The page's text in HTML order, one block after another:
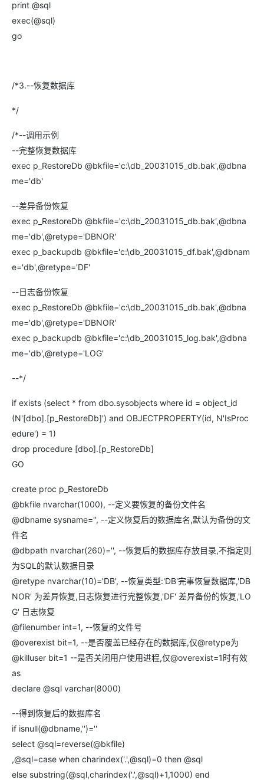
print @sql
exec(@sql)
go
/*3.--恢复数据库
*/
/*--调用示例
--完整恢复数据库
exec p_RestoreDb @bkfile='c:\db_20031015_db.bak',@dbna
me='db'
--差异备份恢复
exec p_RestoreDb @bkfile='c:\db_20031015_db.bak',@dbna
me='db',@retype='DBNOR'
exec p_backupdb @bkfile='c:\db_20031015_df.bak',@dbnam
e='db',@retype='DF'
--日志备份恢复
exec p_RestoreDb @bkfile='c:\db_20031015_db.bak',@dbna
me='db',@retype='DBNOR'
exec p_backupdb @bkfile='c:\db_20031015_log.bak',@dbna
me='db',@retype='LOG'
--*/
if exists (select * from dbo.sysobjects where id = object_id
(N'[dbo].[p_RestoreDb]') and OBJECTPROPERTY(id, N'IsProc
edure') = 1)
drop procedure [dbo].[p_RestoreDb]
GO
create proc p_RestoreDb
@bkfile nvarchar(1000), --定义要恢复的备份文件名
@dbname sysname='', --定义恢复后的数据库名,默认为备份的文
件名
@dbpath nvarchar(260)='', --恢复后的数据库存放目录,不指定则
为SQL的默认数据目录
@retype nvarchar(10)='DB', --恢复类型:'DB'完事恢复数据库,'DB
NOR' 为差异恢复,日志恢复进行完整恢复,'DF' 差异备份的恢复,'LO
G' 日志恢复
@filenumber int=1, --恢复的文件号
@overexist bit=1, --是否覆盖已经存在的数据库,仅@retype为
@killuser bit=1 --是否关闭用户使用进程,仅@overexist=1时有效
as
declare @sql varchar(8000)
--得到恢复后的数据库名
if isnull(@dbname,'')=''
select @sql=reverse(@bkfile)
,@sql=case when charindex('.',@sql)=0 then @sql
else substring(@sql,charindex('.',@sql)+1,1000) end